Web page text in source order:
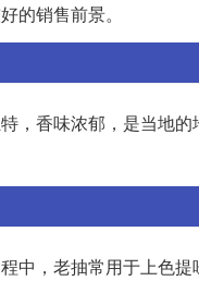
的销售前景。
，香味浓郁，是当地
中，老抽常用于上色